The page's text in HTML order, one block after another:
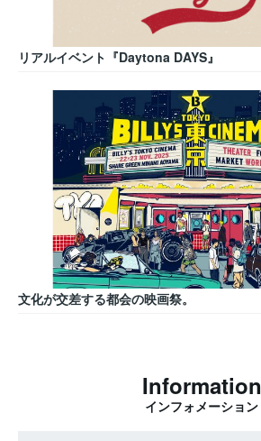
リアルイベント『Daytona DAYS』
文化が交差する都会の映画祭。
Information
インフォメーション